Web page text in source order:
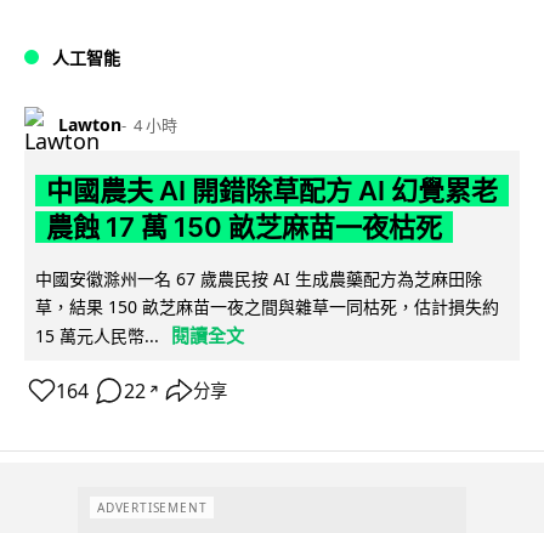
人工智能
Lawton 4 小時
中國農夫 AI 開錯除草配方 AI 幻覺累老
農蝕 17 萬 150 畝芝麻苗一夜枯死
中國安徽滁州一名 67 歲農民按 AI 生成農藥配方為芝麻田除
草，結果 150 畝芝麻苗一夜之間與雜草一同枯死，估計損失約
15 萬元人民幣...
閱讀全文
164 22 ↗ 分享
ADVERTISEMENT